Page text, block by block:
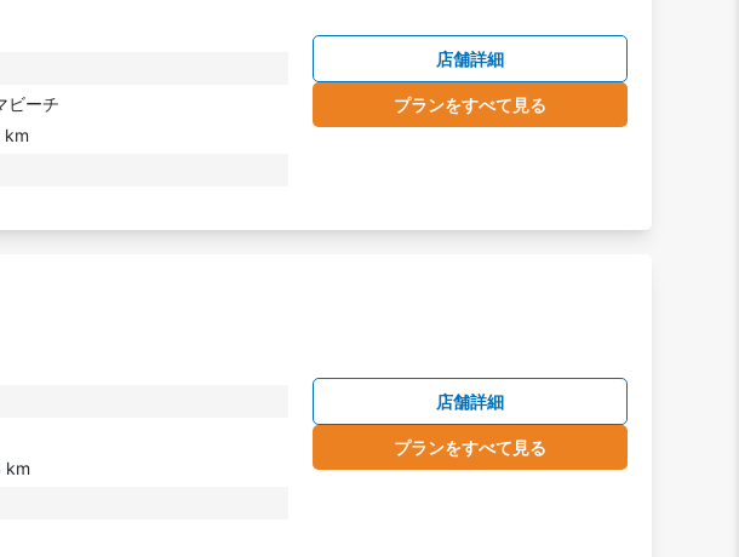
ビーチ
km
店舗詳細
プランをすべて見る
km
店舗詳細
プランをすべて見る